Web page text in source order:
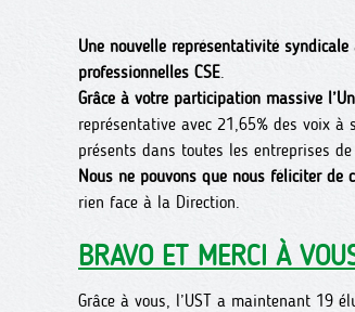
Une nouvelle représentativité
professionnelles CSE.
Grâce à votre participation massive
représentative avec 21,65% des voix à
présents dans toutes les entreprises de
Nous ne pouvons que nous féliciter de
rien face à la Direction.
BRAVO ET MERCI À
Grâce à vous, l’UST a maintenant 19